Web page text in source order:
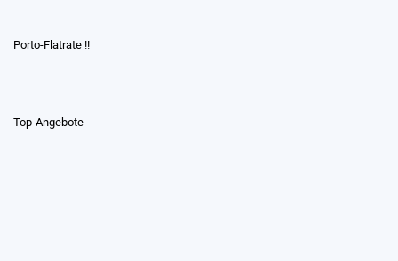
Porto-Flatrate !!
Top-Angebote